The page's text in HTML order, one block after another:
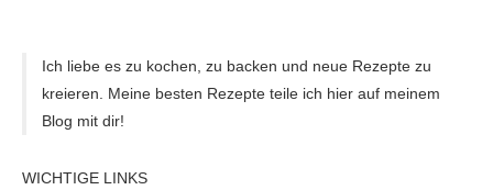
Ich liebe es zu kochen, zu backen und neue Rezepte zu
kreieren. Meine besten Rezepte teile ich hier auf meinem
Blog mit dir!
WICHTIGE LINKS